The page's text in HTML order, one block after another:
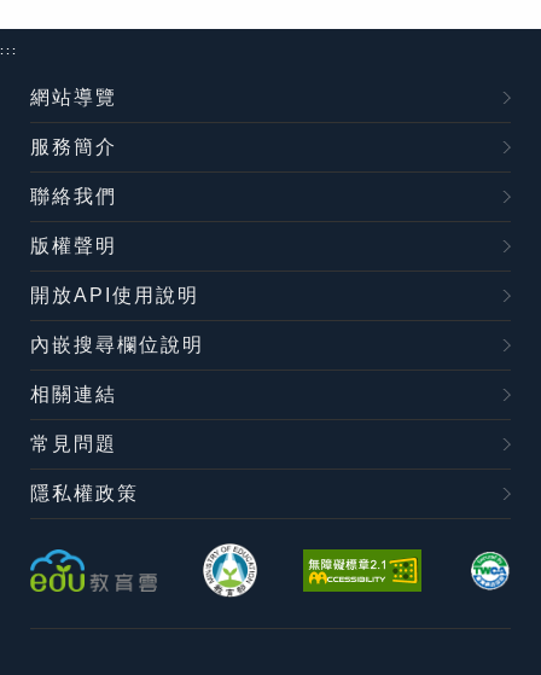
:::
網站導覽
服務簡介
聯絡我們
版權聲明
開放API使用說明
內嵌搜尋欄位說明
相關連結
常見問題
隱私權政策